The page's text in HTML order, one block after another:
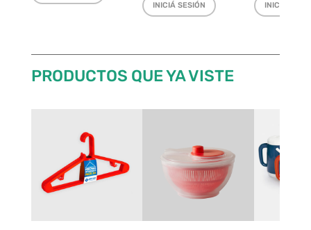
INICIÁ SESIÓN INICIÁ
PRODUCTOS QUE YA VISTE